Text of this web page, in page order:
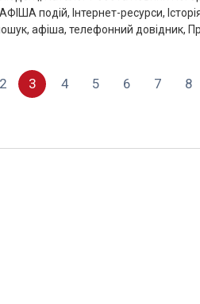
подій, Інтернет-ресурси,
афіша, телефонний довідник,
2 3 4 5 6 7 8